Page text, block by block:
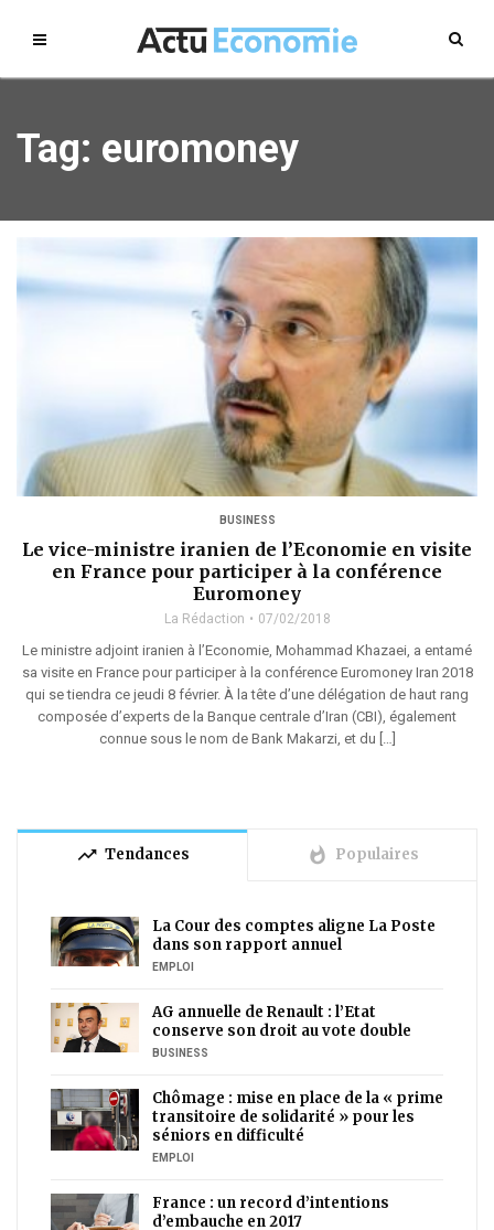
Tag: euromoney
BUSINESS
Le vice-ministre iranien de l’Economie en visite
en France pour participer à la conférence
Euromoney
La Rédaction 07/02/2018
Le ministre adjoint iranien à l’Economie, Mohammad Khazaei, a entamé
sa visite en France pour participer à la conférence Euromoney Iran 2018
qui se tiendra ce jeudi 8 février. À la tête d’une délégation de haut rang
composée d’experts de la Banque centrale d’Iran (CBI), également
connue sous le nom de Bank Makarzi, et du […]
trending_up Tendances whatshot Populaires
La Cour des comptes aligne La Poste
dans son rapport annuel
EMPLOI
AG annuelle de Renault : l’Etat
conserve son droit au vote double
BUSINESS
Chômage : mise en place de la « prime
transitoire de solidarité » pour les
séniors en difficulté
EMPLOI
France : un record d’intentions
d’embauche en 2017